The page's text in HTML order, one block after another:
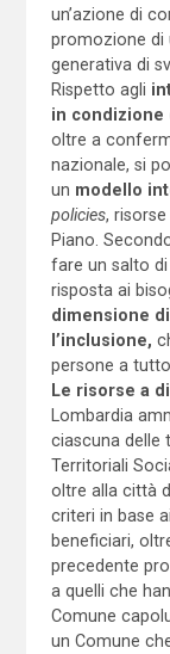
un’azione di
promozione di
generativa di
Rispetto agli
in condizione
oltre a
nazionale, si
un modello
policies,
Piano.
fare un salto
risposta ai
dimensione di
l’inclusione,
persone a
Le risorse a
Lombardia
ciascuna delle
Territoriali
oltre alla città
criteri in base
beneficiari,
precedente
a quelli che
Comune
un Comune